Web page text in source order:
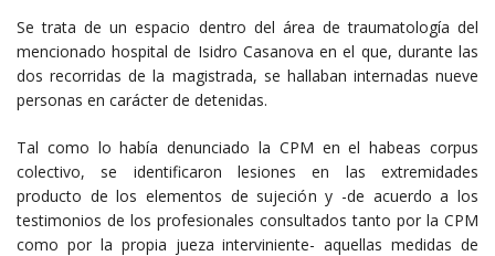
Se trata de un espacio dentro del área de traumatología del
mencionado hospital de Isidro Casanova en el que, durante las
dos recorridas de la magistrada, se hallaban internadas nueve
personas en carácter de detenidas.
Tal como lo había denunciado la CPM en el habeas corpus
colectivo, se identificaron lesiones en las extremidades
producto de los elementos de sujeción y -de acuerdo a los
testimonios de los profesionales consultados tanto por la CPM
como por la propia jueza interviniente- aquellas medidas de